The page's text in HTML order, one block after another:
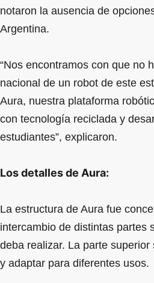
notaron la ausencia de
Argentina.
“Nos encontramos con que no
nacional de un robot de este
Aura, nuestra plataforma
con tecnología reciclada y
estudiantes”, explicaron.
Los detalles de Aura:
La estructura de Aura fue
intercambio de distintas partes
deba realizar. La parte
y adaptar para diferentes usos.